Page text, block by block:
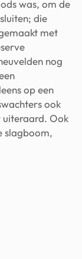
was, om de
die
met
nog
op een
ook
uiteraard. Ook
slagboom,